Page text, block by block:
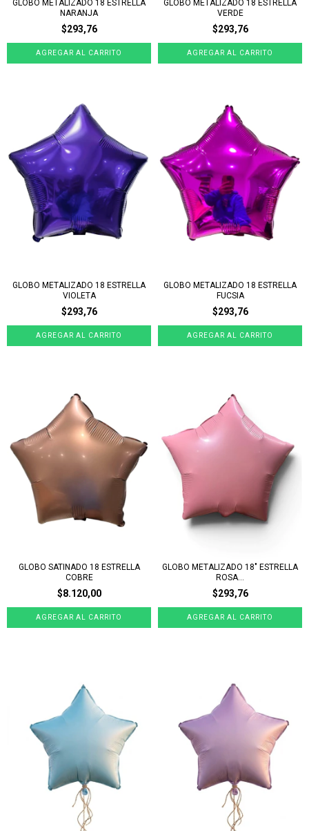
GLOBO METALIZADO 18 ESTRELLA
NARANJA
$293,76
GLOBO METALIZADO 18 ESTRELLA
VERDE
$293,76
GLOBO METALIZADO 18 ESTRELLA
VIOLETA
$293,76
GLOBO METALIZADO 18 ESTRELLA
FUCSIA
$293,76
GLOBO SATINADO 18 ESTRELLA
COBRE
$8.120,00
GLOBO METALIZADO 18" ESTRELLA
ROSA...
$293,76